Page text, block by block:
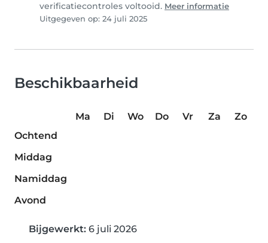
verificatiecontroles voltooid. Meer informatie
Uitgegeven op: 24 juli 2025
Beschikbaarheid
Ma Di Wo Do Vr Za
Zo
Ochtend
Middag
Namiddag
Avond
Bijgewerkt: 6 juli 2026